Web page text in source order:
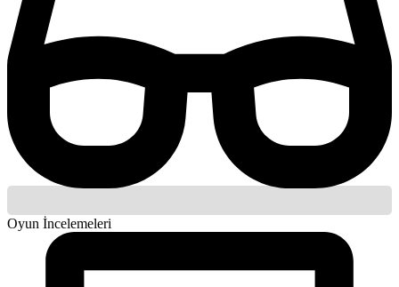
Oyun İncelemeleri